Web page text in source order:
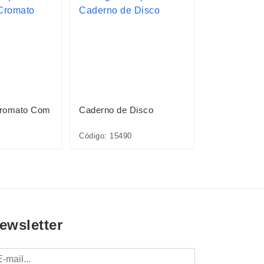
Com Caderno de Disco
Código: 15490